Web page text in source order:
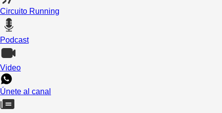
Circuito Running
Podcast
Video
Únete al canal